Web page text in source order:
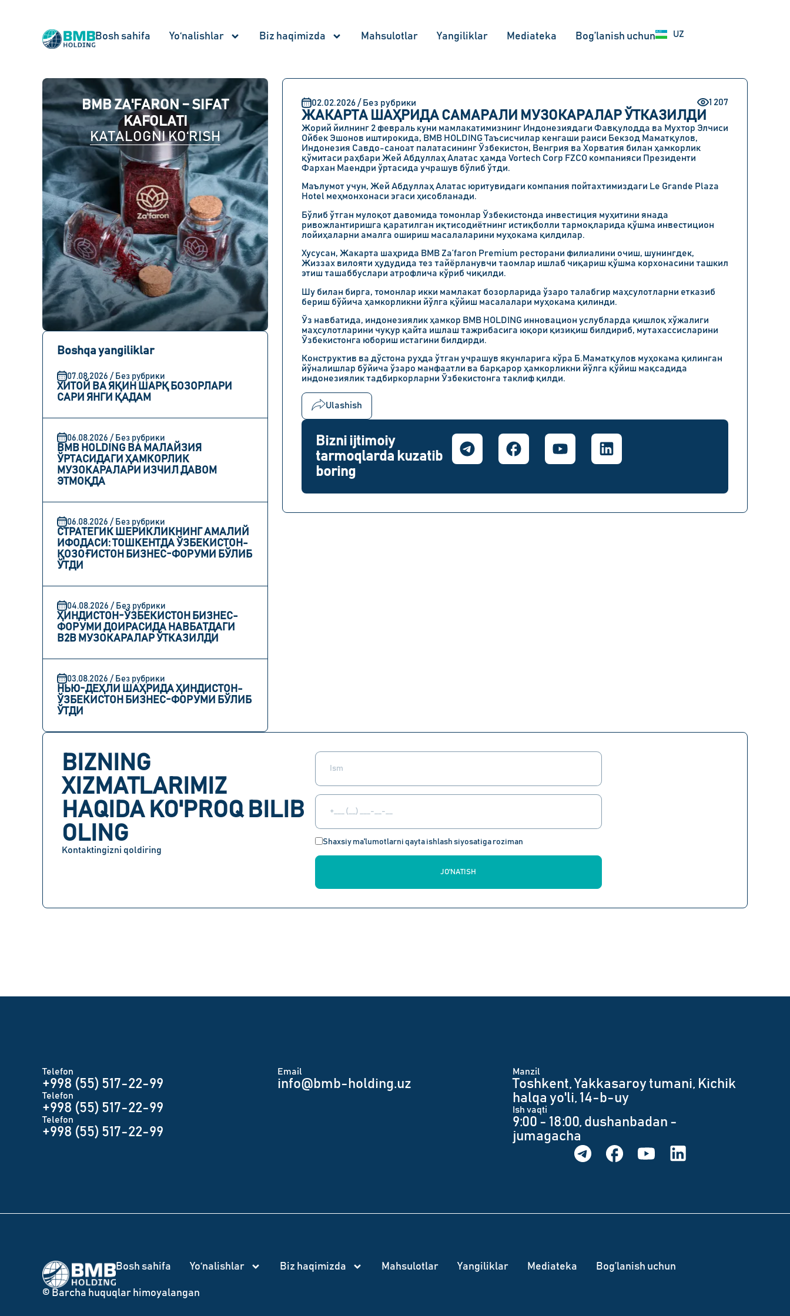
Bosh sahifa Yo‘nalishlar Biz haqimizda Mahsulotlar Yangiliklar Mediateka Bog’lanish uchun UZ
RU
BMB ZA'FARON – SIFAT
KAFOLATI
KATALOGNI KO‘RISH
Boshqa yangiliklar
07.08.2026 / Без рубрики
ХИТОЙ ВА ЯҚИН ШАРҚ БОЗОРЛАРИ
САРИ ЯНГИ ҚАДАМ
06.08.2026 / Без рубрики
BMB HOLDING ВА МАЛАЙЗИЯ
ЎРТАСИДАГИ ҲАМКОРЛИК
МУЗОКАРАЛАРИ ИЗЧИЛ ДАВОМ
ЭТМОҚДА
06.08.2026 / Без рубрики
СТРАТЕГИК ШЕРИКЛИКНИНГ АМАЛИЙ
ИФОДАСИ: ТОШКЕНТДА ЎЗБЕКИСТОН-
ҚОЗОҒИСТОН БИЗНЕС-ФОРУМИ БЎЛИБ
ЎТДИ
04.08.2026 / Без рубрики
ҲИНДИСТОН-ЎЗБЕКИСТОН БИЗНЕС-
ФОРУМИ ДОИРАСИДА НАВБАТДАГИ
B2B МУЗОКАРАЛАР ЎТКАЗИЛДИ
03.08.2026 / Без рубрики
НЬЮ-ДЕҲЛИ ШАҲРИДА ҲИНДИСТОН-
ЎЗБЕКИСТОН БИЗНЕС-ФОРУМИ БЎЛИБ
ЎТДИ
02.02.2026 / Без рубрики 1 207
ЖАКАРТА ШАҲРИДА САМАРАЛИ МУЗОКАРАЛАР ЎТКАЗИЛДИ
Жорий йилнинг 2 февраль куни мамлакатимизнинг Индонезиядаги Фавқулодда ва Мухтор Элчиси
Ойбек Эшонов иштирокида, BMB HOLDING Таъсисчилар кенгаши раиси Бекзод Маматқулов,
Индонезия Савдо-саноат палатасининг Ўзбекистон, Венгрия ва Хорватия билан ҳамкорлик
қўмитаси раҳбари Жей Абдуллаҳ Алатас ҳамда Vortech Corp FZCO компанияси Президенти
Фархан Маендри ўртасида учрашув бўлиб ўтди.
Маълумот учун, Жей Абдуллаҳ Алатас юритувидаги компания пойтахтимиздаги Le Grande Plaza
Hotel меҳмонхонаси эгаси ҳисобланади.
Бўлиб ўтган мулоқот давомида томонлар Ўзбекистонда инвестиция муҳитини янада
ривожлантиришга қаратилган иқтисодиётнинг истиқболли тармоқларида қўшма инвестицион
лойиҳаларни амалга ошириш масалаларини муҳокама қилдилар.
Хусусан, Жакарта шаҳрида BMB Za’faron Premium ресторани филиалини очиш, шунингдек,
Жиззах вилояти ҳудудида тез тайёрланувчи таомлар ишлаб чиқариш қўшма корхонасини ташкил
этиш ташаббуслари атрофлича кўриб чиқилди.
Шу билан бирга, томонлар икки мамлакат бозорларида ўзаро талабгир маҳсулотларни етказиб
бериш бўйича ҳамкорликни йўлга қўйиш масалалари муҳокама қилинди.
Ўз навбатида, индонезиялик ҳамкор BMB HOLDING инновацион услубларда қишлоқ хўжалиги
маҳсулотларини чуқур қайта ишлаш тажрибасига юқори қизиқиш билдириб, мутахассисларини
Ўзбекистонга юбориш истагини билдирди.
Конструктив ва дўстона руҳда ўтган учрашув якунларига кўра Б.Маматқулов муҳокама қилинган
йўналишлар бўйича ўзаро манфаатли ва барқарор ҳамкорликни йўлга қўйиш мақсадида
индонезиялик тадбиркорларни Ўзбекистонга таклиф қилди.
Ulashish
Bizni ijtimoiy
tarmoqlarda kuzatib
boring
BIZNING
XIZMATLARIMIZ
HAQIDA KO'PROQ BILIB
OLING
Kontaktingizni qoldiring
Shaxsiy ma'lumotlarni qayta ishlash siyosatiga roziman
JO'NATISH
Telefon
+998 (55) 517-22-99
Telefon
+998 (55) 517-22-99
Telefon
+998 (55) 517-22-99
Email
info@bmb-holding.uz​
Manzil
Toshkent, Yakkasaroy tumani, Kichik
halqa yo'li, 14-b-uy
Ish vaqti
9:00 - 18:00, dushanbadan -
jumagacha
Bosh sahifa Yo‘nalishlar Biz haqimizda Mahsulotlar Yangiliklar Mediateka Bog’lanish uchun
© Barcha huquqlar himoyalangan